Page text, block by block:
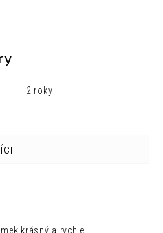
2 roky
krásný a rychle